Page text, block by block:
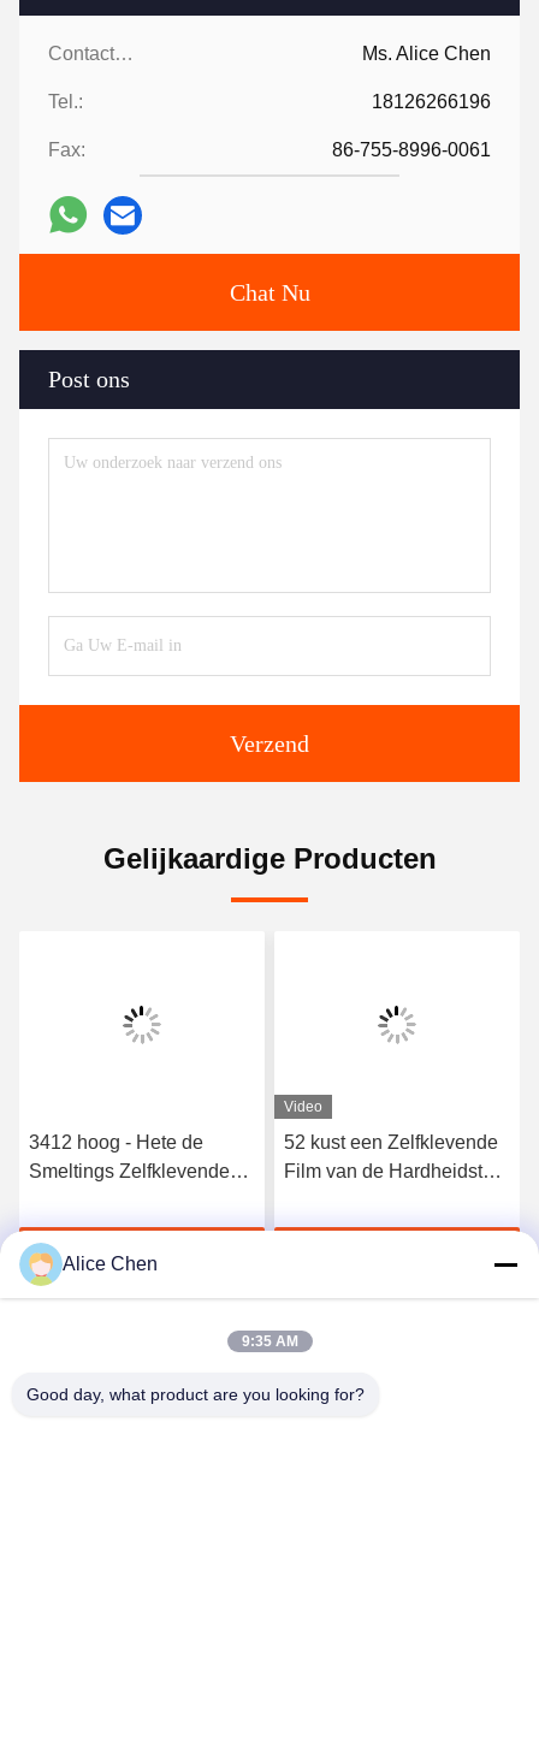
Contacten: Ms. Alice Chen
Tel.: 18126266196
Fax: 86-755-8996-0061
Chat Nu
Post ons
Verzend
Gelijkaardige Producten
3412 hoog - Hete de
Smeltings Zelfklevende
Elastische Polyurethaan
Krijg Beste Prijs
Video
52 kust een Zelfklevende
Film van de Hardheidstpu
Naadloos Ondergoed
Alice Chen
9:35 AM
Good day, what product are you looking for?